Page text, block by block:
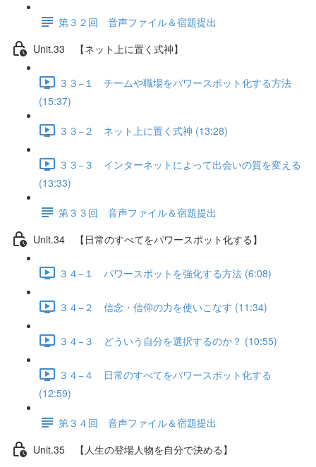
第３２回 音声ファイル＆宿題提出
Unit.33 【ネット上に置く式神】
３３−１ チームや職場をパワースポット化する方法
(15:37)
３３−２ ネット上に置く式神 (13:28)
３３−３ インターネットによって出会いの質を変える
(13:33)
第３３回 音声ファイル＆宿題提出
Unit.34 【日常のすべてをパワースポット化する】
３４−１ パワースポットを強化する方法 (6:08)
３４−２ 信念・信仰の力を使いこなす (11:34)
３４−３ どういう自分を選択するのか？ (10:55)
３４−４ 日常のすべてをパワースポット化する
(12:59)
第３４回 音声ファイル＆宿題提出
Unit.35 【人生の登場人物を自分で決める】